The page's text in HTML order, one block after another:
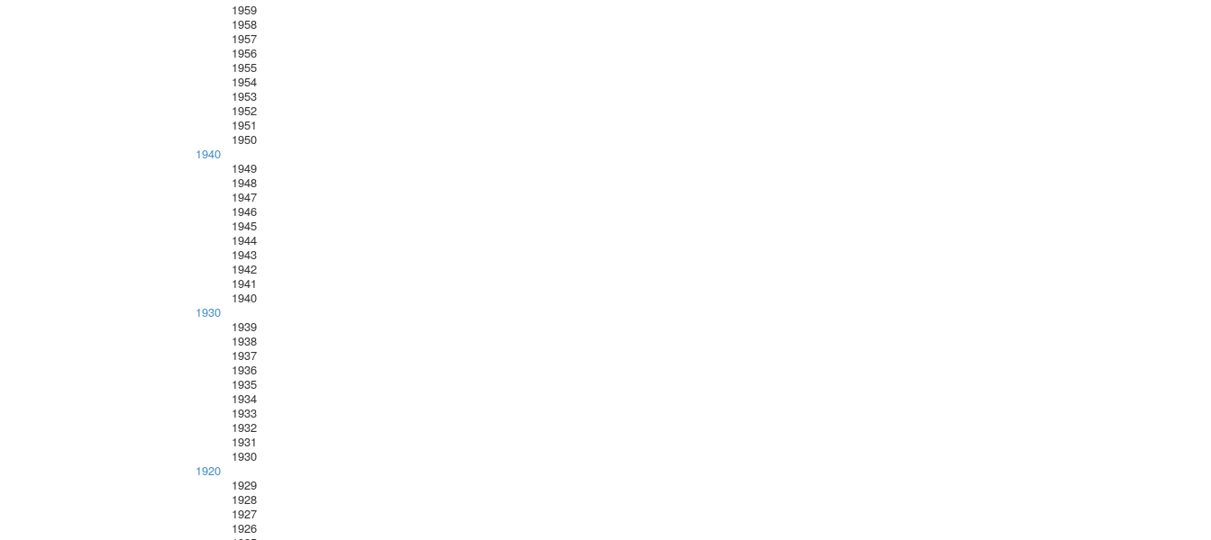
1959
1958
1957
1956
1955
1954
1953
1952
1951
1950
1940
1949
1948
1947
1946
1945
1944
1943
1942
1941
1940
1930
1939
1938
1937
1936
1935
1934
1933
1932
1931
1930
1920
1929
1928
1927
1926